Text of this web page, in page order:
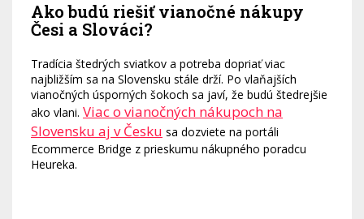
Ako budú riešiť vianočné nákupy
Česi a Slováci?
Tradícia štedrých sviatkov a potreba dopriať viac
najbližším sa na Slovensku stále drží. Po vlaňajších
vianočných úsporných šokoch sa javí, že budú štedrejšie
ako vlani. Viac o vianočných nákupoch na
Slovensku aj v Česku sa dozviete na portáli
Ecommerce Bridge z prieskumu nákupného poradcu
Heureka.